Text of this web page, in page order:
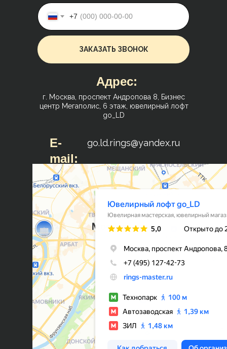
Адрес:
г. Москва, проспект Андропова 8, Бизнес
центр Мегаполис, 6 этаж, ювелирный лофт
go_LD
E-
mail:
go.ld.rings@yandex.ru
+7
ЗАКАЗАТЬ ЗВОНОК